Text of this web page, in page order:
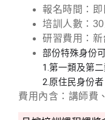
報名時間：
培訓人數：30
研習費用：
部份特殊身份
1.第一類及第
2.原住民身份者
費用內含：講師費